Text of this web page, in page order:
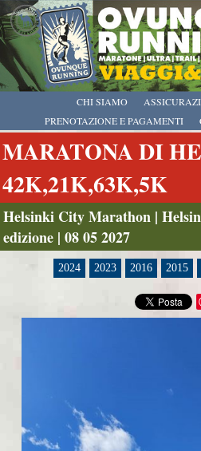
CHI SIAMO
PRENOTAZIONE E PAGAMENTI
MARATONA DI
42K,21K,63K,5K
Helsinki City Marathon |
edizione | 08 05 2027
2024 2023 2016 2015